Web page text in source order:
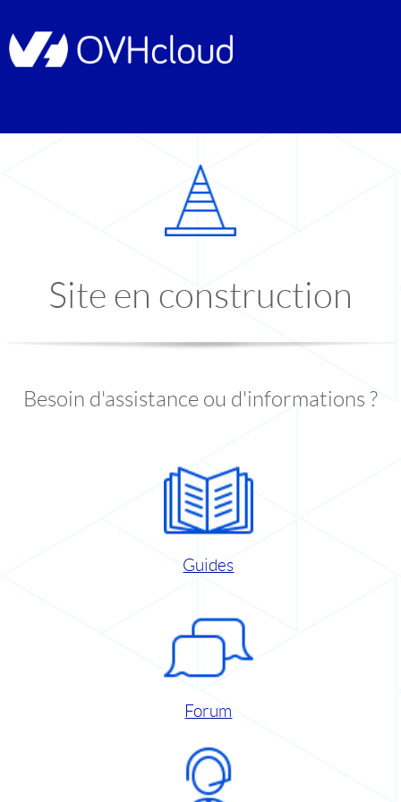
Site en construction
Besoin d'assistance ou d'informations ?
Guides
Forum